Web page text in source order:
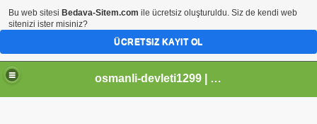
osmanli-devleti1299 | Osmanli Devleti | osmanli padisahlari | osmanli vezirleri | Osmanli Ansiklopedi Bilgileri
Bu web sitesi Bedava-Sitem.com ile ücretsiz oluşturuldu. Siz de kendi web
sitenizi ister misiniz?
ÜCRETSIZ KAYIT OL